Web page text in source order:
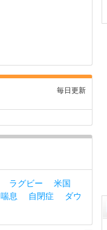
毎日更新
ラグビー
米国
喘息 自閉症
ダウ